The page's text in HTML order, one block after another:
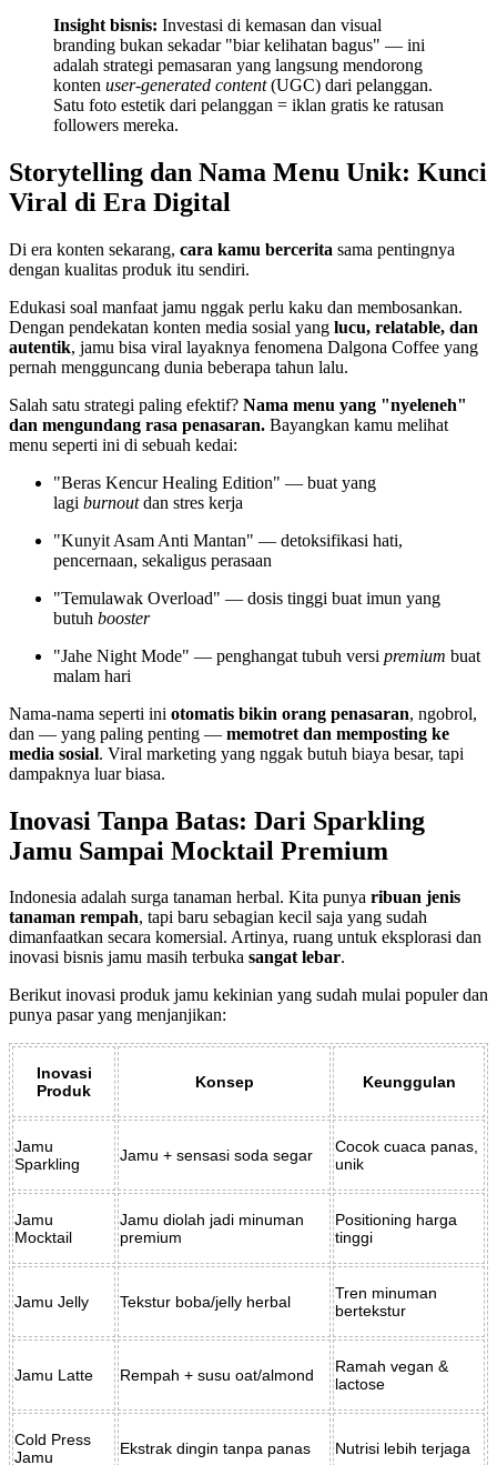
Insight bisnis: Investasi di kemasan dan visual
branding bukan sekadar "biar kelihatan bagus" — ini
adalah strategi pemasaran yang langsung mendorong
konten user-generated content(UGC) dari pelanggan.
Satu foto estetik dari pelanggan = iklan gratis ke ratusan
followers mereka.
Storytelling dan Nama Menu Unik: Kunci
Viral di Era Digital
Di era konten sekarang, cara kamu bercerita sama pentingnya
dengan kualitas produk itu sendiri.
Edukasi soal manfaat jamu nggak perlu kaku dan membosankan.
Dengan pendekatan konten media sosial yang lucu, relatable, dan
autentik, jamu bisa viral layaknya fenomena Dalgona Coffee yang
pernah mengguncang dunia beberapa tahun lalu.
Salah satu strategi paling efektif? Nama menu yang "nyeleneh"
dan mengundang rasa penasaran. Bayangkan kamu melihat
menu seperti ini di sebuah kedai:
"Beras Kencur Healing Edition" — buat yang
lagi burnoutdan stres kerja
"Kunyit Asam Anti Mantan" — detoksifikasi hati,
pencernaan, sekaligus perasaan
"Temulawak Overload" — dosis tinggi buat imun yang
butuh booster
"Jahe Night Mode" — penghangat tubuh versi premium buat
malam hari
Nama-nama seperti ini otomatis bikin orang penasaran, ngobrol,
dan — yang paling penting — memotret dan memposting ke
media sosial. Viral marketing yang nggak butuh biaya besar, tapi
dampaknya luar biasa.
Inovasi Tanpa Batas: Dari Sparkling
Jamu Sampai Mocktail Premium
Indonesia adalah surga tanaman herbal. Kita punya ribuan jenis
tanaman rempah, tapi baru sebagian kecil saja yang sudah
dimanfaatkan secara komersial. Artinya, ruang untuk eksplorasi dan
inovasi bisnis jamu masih terbuka sangat lebar.
Berikut inovasi produk jamu kekinian yang sudah mulai populer dan
punya pasar yang menjanjikan:
Inovasi
Produk
Konsep Keunggulan
Jamu
Sparkling
Jamu + sensasi soda segar
Cocok cuaca panas,
unik
Jamu
Mocktail
Jamu diolah jadi minuman
premium
Positioning harga
tinggi
Jamu Jelly Tekstur boba/jelly herbal
Tren minuman
bertekstur
Jamu Latte Rempah + susu oat/almond
Ramah vegan &
lactose
Cold Press
Jamu
Ekstrak dingin tanpa panas Nutrisi lebih terjaga